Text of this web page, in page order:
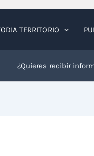
TERRITORIO
¿Quieres recibir